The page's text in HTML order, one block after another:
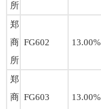
所
郑
商
所
FG602 13.00%
郑
商 FG603 13.00%